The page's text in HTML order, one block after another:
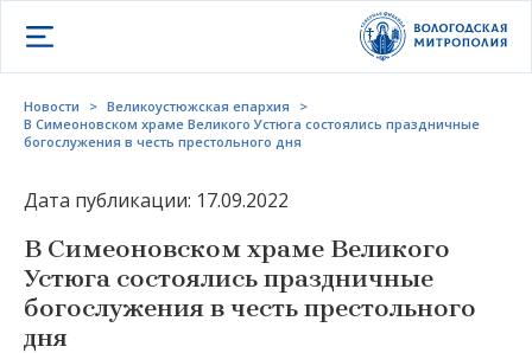
Открыть меню
Новости > Великоустюжская епархия
>
В Симеоновском храме Великого Устюга состоялись праздничные
богослужения в честь престольного дня
Дата публикации: 17.09.2022
В Симеоновском храме Великого
Устюга состоялись праздничные
богослужения в честь престольного
дня